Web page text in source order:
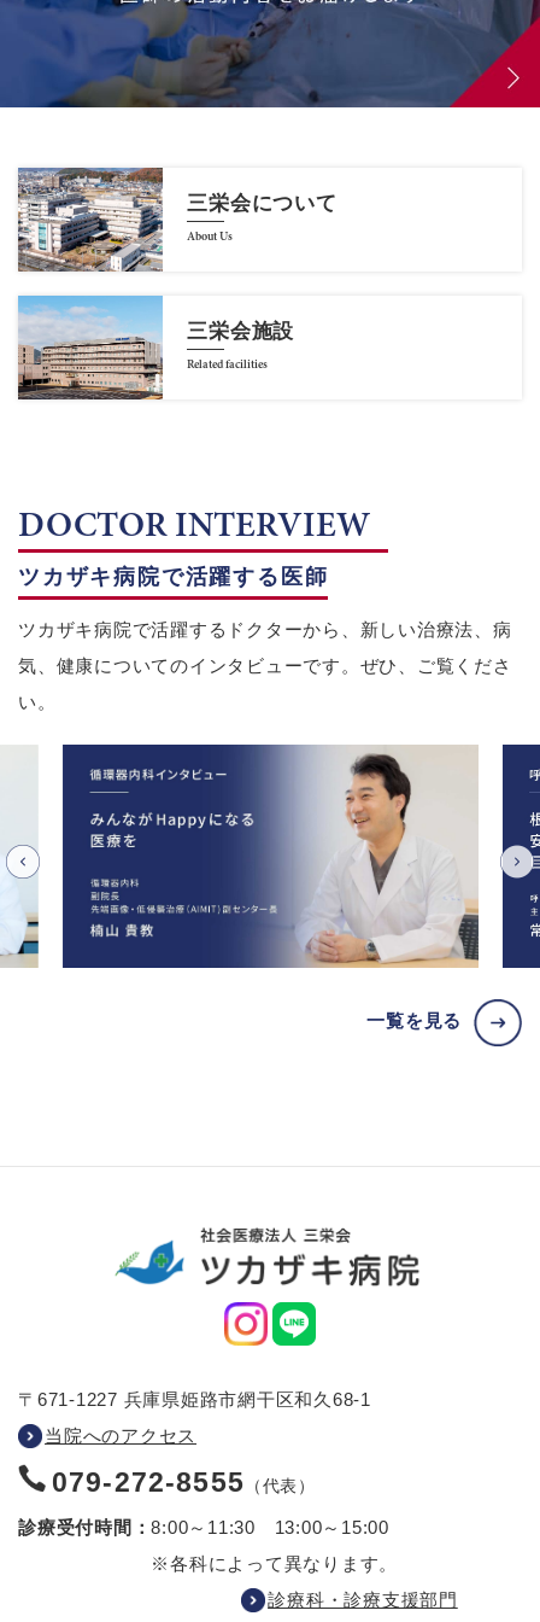
三栄会について
About Us
三栄会施設
Related facilities
DOCTOR INTERVIEW
ツカザキ病院で活躍する医師
ツカザキ病院で活躍するドクターから、新しい治療法、病
気、健康についてのインタビューです。ぜひ、ご覧くださ
い。
一覧を見る
〒671-1227 兵庫県姫路市網干区和久68-1
当院へのアクセス
079-272-8555 （代表）
診療受付時間：8:00～11:30 13:00～15:00
※各科によって異なります。
診療科・診療支援部門